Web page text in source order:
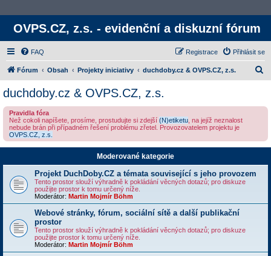
OVPS.CZ, z.s. - evidenční a diskuzní fórum
FAQ Přihlásit se
Registrace
Fórum Obsah Projekty iniciativy duchdoby.cz & OVPS.CZ, z.s.
t
duchdoby.cz & OVPS.CZ, z.s.
Pravidla fóra
Než cokoli napíšete, prosíme, prostudujte si zdejší (N)etiketu , na jejíž neznalost
nebude brán při případném řešení problému zřetel. Provozovatelem projektu je
OVPS.CZ, z.s.
Moderované kategorie
Projekt DuchDoby.CZ a témata související s jeho provozem
Tento prostor slouží výhradně k pokládání věcných dotazů; pro diskuze
použijte prostor k tomu určený níže.
Moderátor: Martin Mojmír Böhm
Webové stránky, fórum, sociální sítě a další publikační
prostor
Tento prostor slouží výhradně k pokládání věcných dotazů; pro diskuze
použijte prostor k tomu určený níže.
Moderátor: Martin Mojmír Böhm